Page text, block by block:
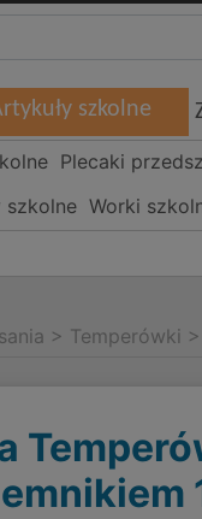
szkolne
Plecaki
szkolne Worki
> Temperówki >